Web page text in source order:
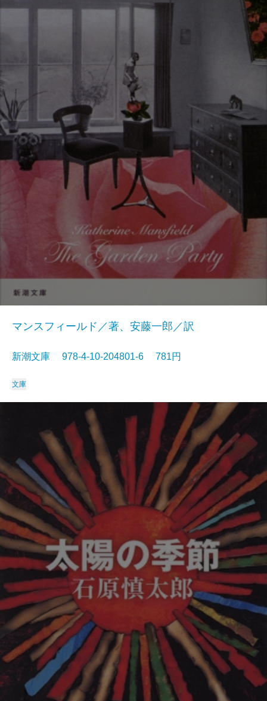
マンスフィールド／著、安藤一郎／訳
新潮文庫 978-4-10-204801-6 781円
文庫